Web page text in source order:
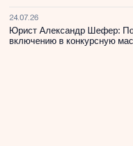
24.07.26
Юрист Александр Шефер:
включению в конкурсную